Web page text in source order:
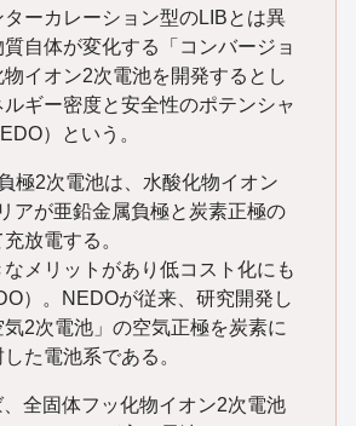
ターカレーション型のLIBとは異
自体が変化する「コンバージョ
イオン2次電池を開発するとし
ギー密度と安全性のポテンシャ
）という。
極2次電池は、水酸化物イオン
アが亜鉛金属負極と炭素正極の
放電する。
なメリットがあり低コスト化にも
）。NEDOが従来、研究開発し
2次電池」の空気正極を炭素に
た電池系である。
全固体フッ化物イオン2次電池